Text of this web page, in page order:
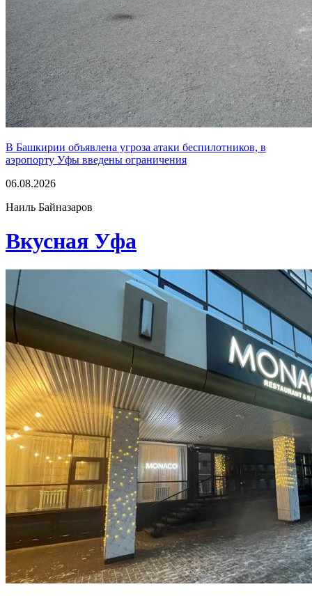
В Башкирии объявлена угроза атаки беспилотников, в
аэропорту Уфы введены ограничения
06.08.2026
Наиль Байназаров
Вкусная Уфа